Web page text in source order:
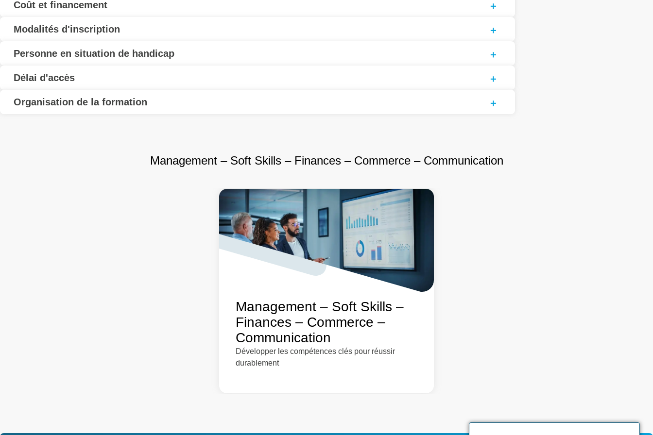
Coût et financement
Modalités d'inscription
Personne en situation de handicap
Délai d'accès
Organisation de la formation
Management – Soft Skills – Finances – Commerce – Communication
Management – Soft Skills –
Finances – Commerce –
Communication
Développer les compétences clés pour réussir
durablement